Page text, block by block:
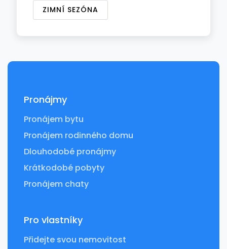
ZIMNÍ SEZÓNA
Pronájmy
Pronájem bytu
Pronájem rodinného domu
Dlouhodobé pronájmy
Krátkodobé pobyty
Pronájem chaty
Pro vlastníky
Přidejte svou nemovitost